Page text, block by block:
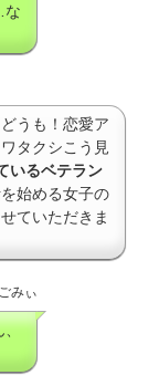
な
うも！恋愛ア
タクシこう見
いるベテラン
始める女子の
ていただきま
みぃ
、